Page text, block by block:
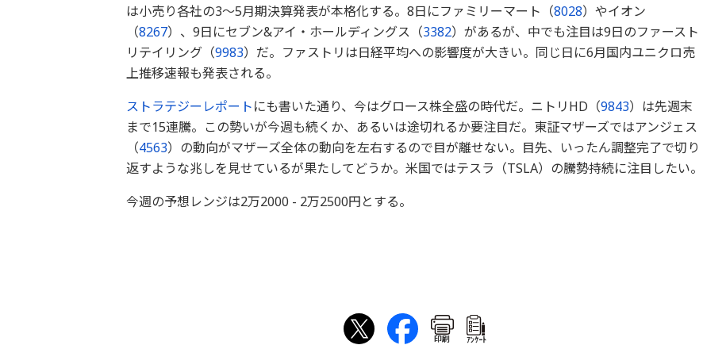
は小売り各社の3～5月期決算発表が本格化する。8日にファミリーマート（8028）やイオン
（8267）、9日にセブン&アイ・ホールディングス（3382）があるが、中でも注目は9日のファースト
リテイリング（9983）だ。ファストリは日経平均への影響度が大きい。同じ日に6月国内ユニクロ売
上推移速報も発表される。
ストラテジーレポートにも書いた通り、今はグロース株全盛の時代だ。ニトリHD（9843）は先週末
まで15連騰。この勢いが今週も続くか、あるいは途切れるか要注目だ。東証マザーズではアンジェス
（4563）の動向がマザーズ全体の動向を左右するので目が離せない。目先、いったん調整完了で切り
返すような兆しを見せているが果たしてどうか。米国ではテスラ（TSLA）の騰勢持続に注目したい。
今週の予想レンジは2万2000 - 2万2500円とする。
印刷 ｱﾝｹｰﾄ